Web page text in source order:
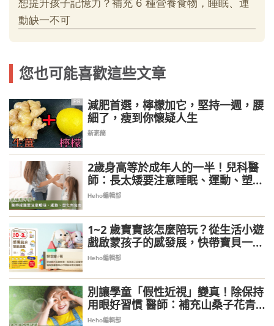
您也可能喜歡這些文章
PR
減肥首選，檸檬加它，堅持一週，腰
細了，瘦到你懷疑人生
新素簡
2歲身高等於成年人的一半！兒科醫
師：長太矮要注意睡眠、運動、塑化
劑危害
Heho編輯部
1~2 歲寶寶該怎麼陪玩？從生活小遊
戲啟蒙孩子的感發展，快帶寶貝一起
做！
Heho編輯部
別讓學童「假性近視」變真！除保持
用眼好習慣 醫師：補充山桑子花青
素有助睫狀肌放鬆
Heho編輯部